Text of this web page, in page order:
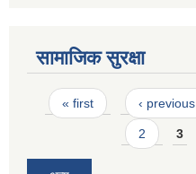
सामाजिक सुरक्षा
Pages
« first ‹ previous
2 3